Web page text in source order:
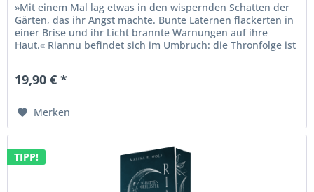
»Mit einem Mal lag etwas in den wispernden Schatten der
Gärten, das ihr Angst machte. Bunte Laternen flackerten in
einer Brise und ihr Licht brannte Warnungen auf ihre
Haut.« Riannu befindet sich im Umbruch: die Thronfolge ist
19,90 € *
Merken
TIPP!